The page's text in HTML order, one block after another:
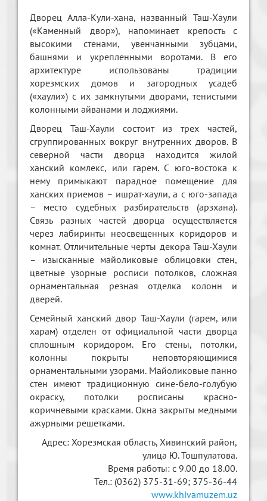
Дворец Алла-Кули-хана, названный Таш-Хаули
(«Каменный двор»), напоминает крепость с
высокими стенами, увенчанными зубцами,
башнями и укрепленными воротами. В его
архитектуре использованы традиции
хорезмских домов и загородных усадеб
(«хаули») с их замкнутыми дворами, тенистыми
колонными айванами и лоджиями.
Дворец Таш-Хаули состоит из трех частей,
сгруппированных вокруг внутренних дворов. В
северной части дворца находится жилой
ханский комлекс, или гарем. С юго-востока к
нему примыкают парадное помещение для
ханских приемов – ишрат-хаули, а с юго-запада
– место судебных разбирательств (арзхана).
Связь разных частей дворца осуществляется
через лабиринты неосвещенных коридоров и
комнат. Отличительные черты декора Таш-Хаули
– изысканные майоликовые облицовки стен,
цветные узорные росписи потолков, сложная
орнаментальная резная отделка колонн и
дверей.
Семейный ханский двор Таш-Хаули (гарем, или
харам) отделен от официальной части дворца
сплошным коридором. Его стены, потолки,
колонны покрыты неповторяющимися
орнаментальными узорами. Майоликовые панно
стен имеют традиционную сине-бело-голубую
окраску, потолки росписаны красно-
коричневыми красками. Окна закрыты медными
ажурными решетками.
Адрес: Хорезмская область, Хивинский район,
улица Ю. Тошпулатова.
Время работы: с 9.00 до 18.00.
Тел.: (0362) 375-31-69; 375-36-44
www.khivamuzem.uz